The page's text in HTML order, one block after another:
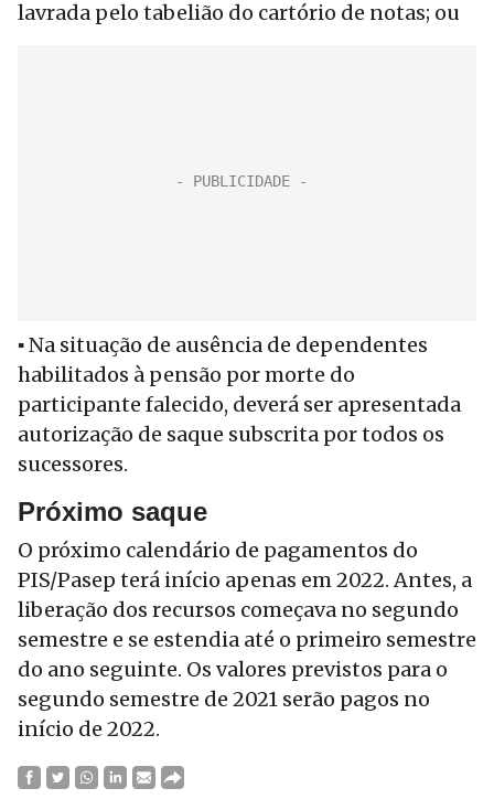
lavrada pelo tabelião do cartório de notas; ou
▪ Na situação de ausência de dependentes
habilitados à pensão por morte do
participante falecido, deverá ser apresentada
autorização de saque subscrita por todos os
sucessores.
Próximo saque
O próximo calendário de pagamentos do
PIS/Pasep terá início apenas em 2022. Antes, a
liberação dos recursos começava no segundo
semestre e se estendia até o primeiro semestre
do ano seguinte. Os valores previstos para o
segundo semestre de 2021 serão pagos no
início de 2022.